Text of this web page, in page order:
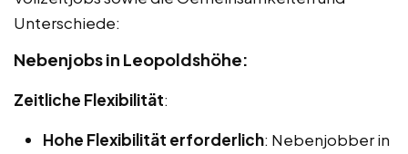
Unterschiede:
Nebenjobs in Leopoldshöhe:
Zeitliche Flexibilität:
Hohe Flexibilität erforderlich: Nebenjobber in